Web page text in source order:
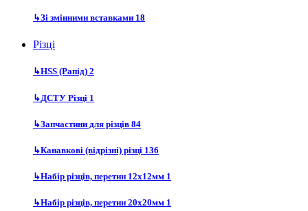
↳Зі змінними вставками 18
Різці
↳HSS (Рапід) 2
↳ДСТУ Різці 1
↳Запчастини для різців 84
↳Канавкові (відрізні) різці 136
↳Набір різців, перетин 12х12мм 1
↳Набір різців, перетин 20х20мм 1